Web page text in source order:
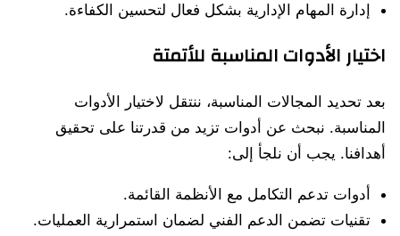
إدارة المهام الإدارية بشكل فعال لتحسين الكفاءة.
اختيار الأدوات المناسبة للأتمتة
بعد تحديد المجالات المناسبة، ننتقل لاختيار الأدوات
المناسبة. نبحث عن أدوات تزيد من قدرتنا على تحقيق
أهدافنا. يجب أن نلجأ إلى:
أدوات تدعم التكامل مع الأنظمة القائمة.
تقنيات تضمن الدعم الفني لضمان استمرارية العمليات.